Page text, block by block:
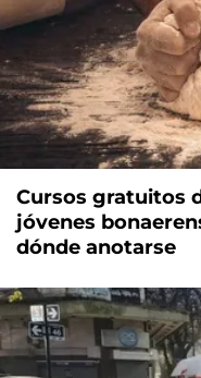
Cursos gratuitos
jóvenes
dónde anotarse